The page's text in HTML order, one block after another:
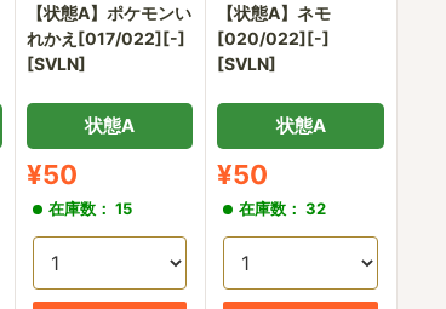
【状態A】ポケモンい
れかえ[017/022][-]
[SVLN]
状態A
販
売
¥50
在庫数： 15
【状態A】ネモ
[020/022][-]
[SVLN]
状態A
販
売
価
格
¥50
在庫数： 32